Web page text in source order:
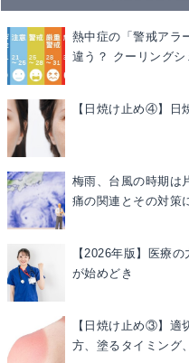
熱中症の「警戒アラ
違う？ クーリングシ
【日焼け止め④】日
梅雨、台風の時期は
痛の関連とその対策
【2026年版】医療
が始めどき
【日焼け止め③】適
方、塗るタイミング